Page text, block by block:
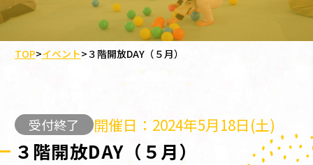
TOP>イベント> ３階開放DAY（５月）
受付終了 開催日：2024年5月18日(土)
３階開放DAY（５月）